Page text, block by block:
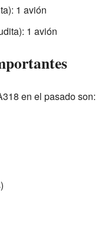
1 avión
1 avión
en el pasado son: